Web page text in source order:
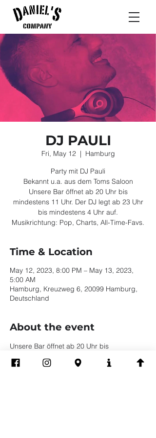
DJ PAULI
Fri, May 12
  |
Hamburg
Party mit DJ Pauli
Bekannt u.a. aus dem Toms Saloon
Unsere Bar öffnet ab 20 Uhr bis
mindestens 11 Uhr. Der DJ legt ab 23 Uhr
bis mindestens 4 Uhr auf.
Musikrichtung: Pop, Charts, All-Time-Favs.
Time & Location
May 12, 2023, 8:00 PM – May 13, 2023,
5:00 AM
Hamburg, Kreuzweg 6, 20099 Hamburg,
Deutschland
About the event
Unsere Bar öffnet ab 20 Uhr bis
mindestens 11 Uhr. Der DJ legt ab 23 Uhr
bis mindestens 4 Uhr auf.